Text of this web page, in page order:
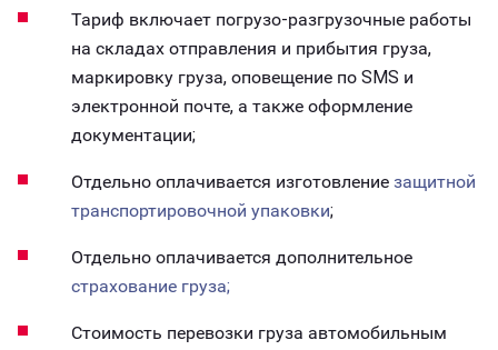
Тариф включает погрузо-разгрузочные работы
на складах отправления и прибытия груза,
маркировку груза, оповещение по SMS и
электронной почте, а также оформление
документации;
Отдельно оплачивается изготовление защитной
транспортировочной упаковки;
Отдельно оплачивается дополнительное
страхование груза;
Стоимость перевозки груза автомобильным